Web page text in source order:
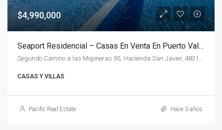
$4,990,000
Seaport Residencial – Casas En Venta En Puerto Vallarta
CASAS Y VILLAS
Pacific Real Estate Hace 3 años